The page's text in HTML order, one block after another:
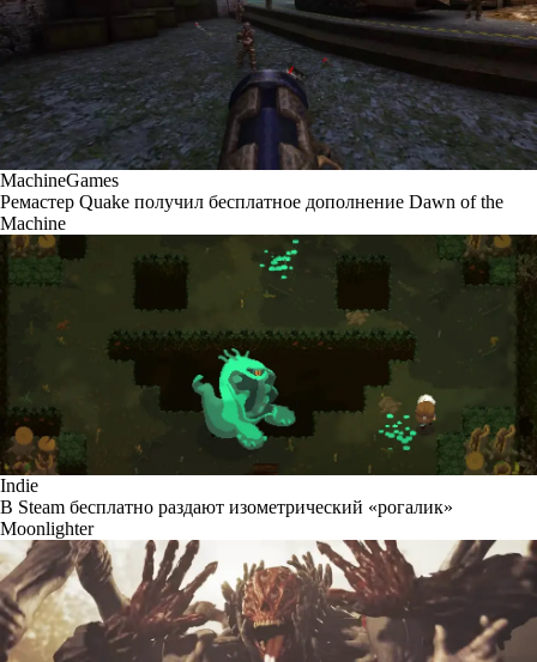
MachineGames
Ремастер Quake получил бесплатное дополнение Dawn of the
Machine
Indie
В Steam бесплатно раздают изометрический «рогалик»
Moonlighter